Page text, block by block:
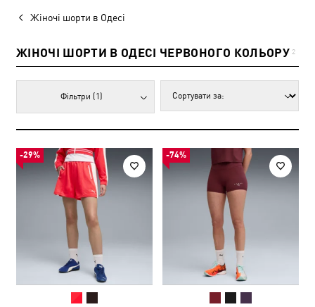
Жіночі шорти в Одесі
ЖІНОЧІ ШОРТИ В ОДЕСІ ЧЕРВОНОГО КОЛЬОРУ 2
Фільтри (1)
-29% -74%